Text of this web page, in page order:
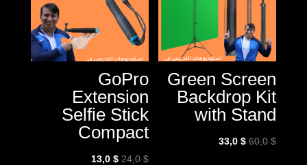
Green Screen
Backdrop Kit
with Stand
60,0$
السعر
33,0$
السعر
GoPro
Extension
Selfie Stick
Compact
24,0$
السعر
13,0 $